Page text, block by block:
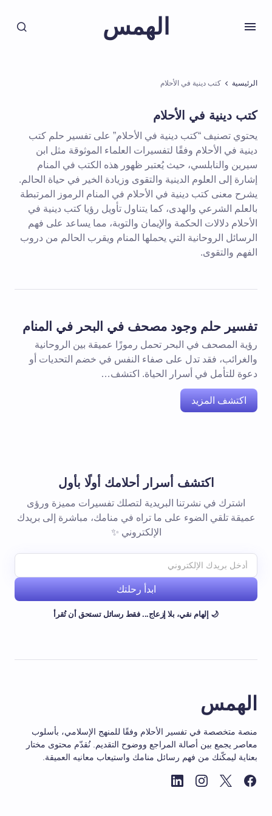
الهمس
الرئيسية كتب دينية في الأحلام
كتب دينية في الأحلام
يحتوي تصنيف “كتب دينية في الأحلام” على تفسير حلم كتب
دينية في الأحلام وفقًا لتفسيرات العلماء الموثوقة مثل ابن
سيرين والنابلسي، حيث يُعتبر ظهور هذه الكتب في المنام
إشارة إلى العلوم الدينية والتقوى وزيادة الخير في حياة الحالم.
يشرح معنى كتب دينية في الأحلام في المنام الرموز المرتبطة
بالعلم الشرعي والهدى، كما يتناول تأويل رؤيا كتب دينية في
الأحلام دلالات الحكمة والإيمان والتوبة، مما يساعد على فهم
الرسائل الروحانية التي يحملها المنام ويقرب الحالم من دروب
الفهم والتقوى.
تفسير حلم وجود مصحف في البحر في المنام
رؤية المصحف في البحر تحمل رموزًا عميقة بين الروحانية
والغرائب، فقد تدل على صفاء النفس في خضم التحديات أو
دعوة للتأمل في أسرار الحياة. اكتشف…
اكتشف المزيد
اكتشف أسرار أحلامك أولًا بأول
اشترك في نشرتنا البريدية لتصلك تفسيرات مميزة ورؤى
عميقة تلقي الضوء على ما تراه في منامك، مباشرة إلى بريدك
الإلكتروني ✨
ابدأ رحلتك
🌙 إلهام نقي، بلا إزعاج... فقط رسائل تستحق أن تُقرأ
الهمس
منصة متخصصة في تفسير الأحلام وفقًا للمنهج الإسلامي، بأسلوب
معاصر يجمع بين أصالة المراجع ووضوح التقديم. نُقدّم محتوى مختار
بعناية ليمكّنك من فهم رسائل منامك واستيعاب معانيه العميقة.